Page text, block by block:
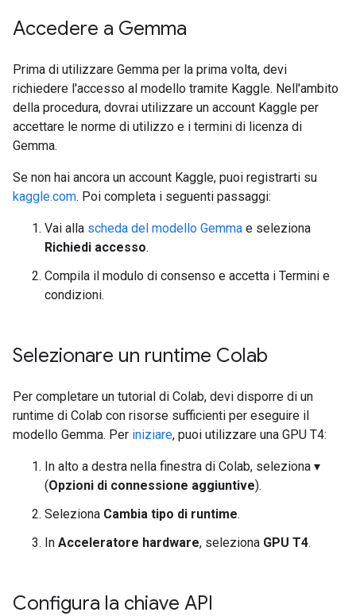
Accedere a Gemma
Prima di utilizzare Gemma per la prima volta, devi
richiedere l'accesso al modello tramite Kaggle. Nell'ambito
della procedura, dovrai utilizzare un account Kaggle per
accettare le norme di utilizzo e i termini di licenza di
Gemma.
Se non hai ancora un account Kaggle, puoi registrarti su
kaggle.com. Poi completa i seguenti passaggi:
Vai alla scheda del modello Gemma e seleziona
Richiedi accesso.
Compila il modulo di consenso e accetta i Termini e
condizioni.
Selezionare un runtime Colab
Per completare un tutorial di Colab, devi disporre di un
runtime di Colab con risorse sufficienti per eseguire il
modello Gemma. Per iniziare, puoi utilizzare una GPU T4:
In alto a destra nella finestra di Colab, seleziona ▾
(Opzioni di connessione aggiuntive).
Seleziona Cambia tipo di runtime.
In Acceleratore hardware, seleziona GPU T4.
Configura la chiave API